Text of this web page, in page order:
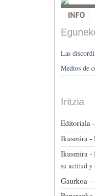
Las
Medios de
Iritzia
Editoriala -
Ikusmira -
Ikusmira -
su actitud y
Gaurkoa --